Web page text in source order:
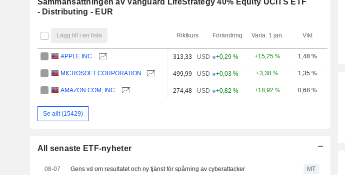
Sammansättningen av Vanguard LifeStrategy 40% Equity UCITS ETF
- Distributing - EUR
Lägg till i en lista Riktkurs Förändring Varia. 1 jan. Vikt
APPLE INC. 313,33 USD +0,29 % +15,25 % 1,48 %
MICROSOFT CORPORATION 499,99 USD +0,03 % +3,38 % 1,35 %
AMAZON.COM, INC. 274,48 USD +0,82 % +18,92 % 0,68 %
Se allt (15429)
All senaste ETF-nyheter
08-07 Gens vd om resultatet och ny tjänst för spårning av cyberattacker MT